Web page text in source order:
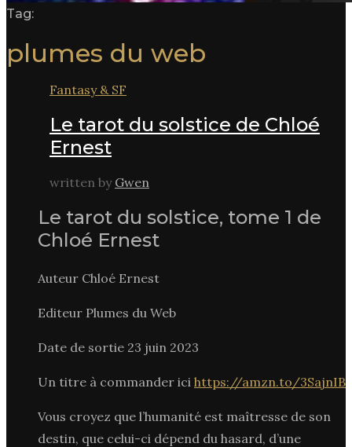
Tag:
plumes du web
Fantasy & SF
Le tarot du solstice de Chloé
Ernest
written by Gwen
Le tarot du solstice, tome 1 de
Chloé Ernest
Auteur Chloé Ernest
Editeur Plumes du Web
Date de sortie 23 juin 2023
Un titre à commander ici https://amzn.to/3SajnIB
Vous croyez que l’humanité est maîtresse de son
destin, que celui-ci dépend du hasard, d’une